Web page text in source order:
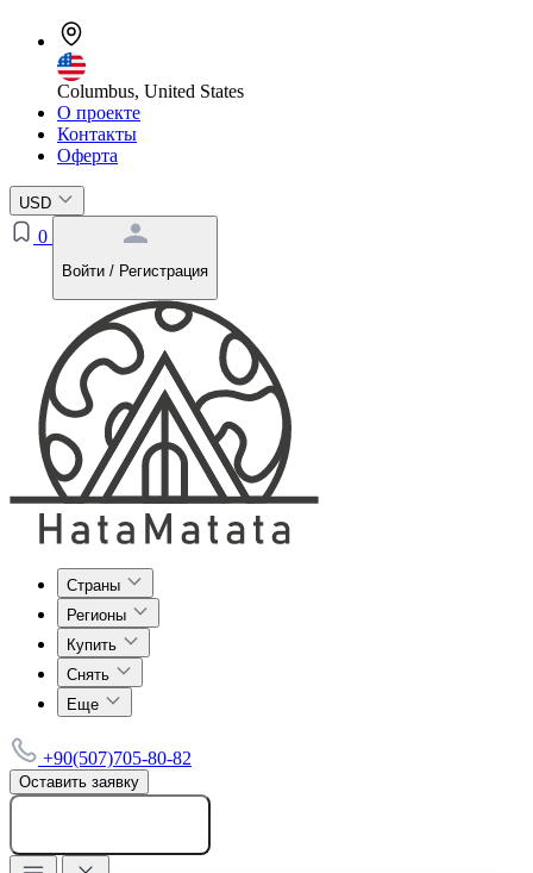
Columbus, United States
О проекте
Контакты
Оферта
USD
0
Войти / Регистрация
Страны
Регионы
Купить
Снять
Еще
+90(507)705-80-82
Оставить заявку